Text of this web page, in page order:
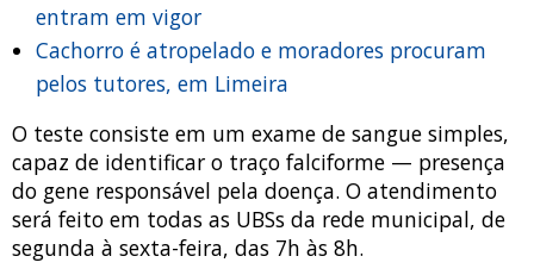
entram em vigor
Cachorro é atropelado e moradores procuram
pelos tutores, em Limeira
O teste consiste em um exame de sangue simples,
capaz de identificar o traço falciforme — presença
do gene responsável pela doença. O atendimento
será feito em todas as UBSs da rede municipal, de
segunda à sexta-feira, das 7h às 8h.